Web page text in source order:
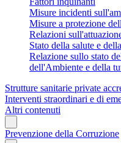
Misure incidenti
Misure a protezione
Relazioni
Stato della salute e
Relazione sullo stato
dell'Ambiente e della
Strutture sanitarie private
Interventi straordinari e di
Altri contenuti
Prevenzione della Corruzione